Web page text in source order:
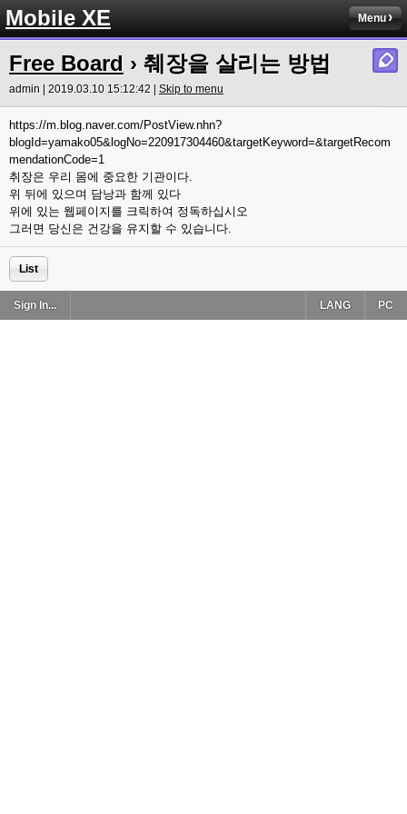
Mobile XE Menu
Free Board › 췌장을 살리는 방법
admin | 2019.03.10 15:12:42 | Skip to menu
https://m.blog.naver.com/PostView.nhn?
blogId=yamako05&logNo=220917304460&targetKeyword=&targetRecom
mendationCode=1
취장은 우리 몸에 중요한 기관이다.
위 뒤에 있으며 담낭과 함께 있다
위에 있는 웹페이지를 크릭하여 정독하십시오
그러면 당신은 건강을 유지할 수 있습니다.
List
Sign In... PC
LANG